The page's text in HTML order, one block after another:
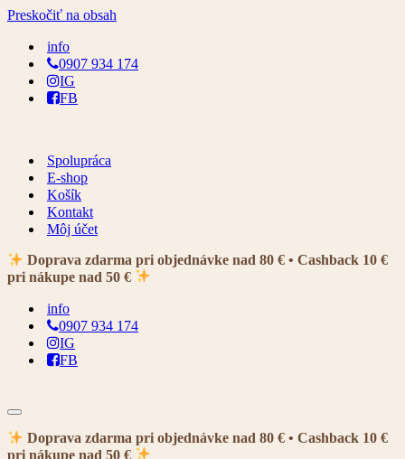
Preskočiť na obsah
info
0907 934 174
IG
FB
Spolupráca
E-shop
Košík
Kontakt
Môj účet
Doprava zdarma pri objednávke nad 80 € • Cashback 10 €
pri nákupe nad 50 €
info
0907 934 174
IG
FB
Menu
navigácie
Doprava zdarma pri objednávke nad 80 € • Cashback 10 €
pri nákupe nad 50 €